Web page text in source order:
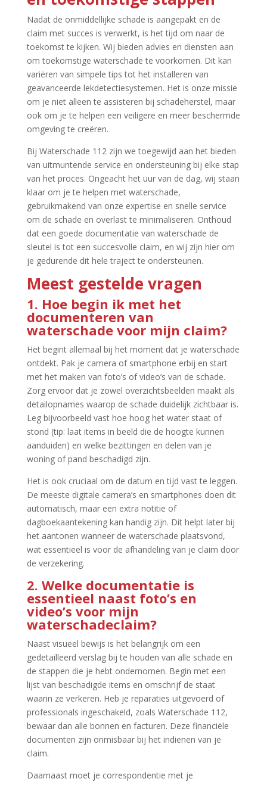
Nadat de onmiddellijke schade is aangepakt en de
claim met succes is verwerkt, is het tijd om naar de
toekomst te kijken.​ Wij bieden advies en diensten aan
om toekomstige waterschade te voorkomen.​ Dit kan
variëren van simpele tips tot het installeren van
geavanceerde lekdetectiesystemen.​ Het is onze missie
om je niet alleen te assisteren bij schadeherstel, maar
ook om je te helpen een veiligere en meer beschermde
omgeving te creëren.​
Bij Waterschade 112 zijn we toegewijd aan het bieden
van uitmuntende service en ondersteuning bij elke stap
van het proces.​ Ongeacht het uur van de dag, wij staan
klaar om je te helpen met waterschade,
gebruikmakend van onze expertise en snelle service
om de schade en overlast te minimaliseren.​ Onthoud
dat een goede documentatie van waterschade de
sleutel is tot een succesvolle claim, en wij zijn hier om
je gedurende dit hele traject te ondersteunen.​
Meest gestelde vragen
1.​ Hoe begin ik met het
documenteren van
waterschade voor mijn claim?
Het begint allemaal bij het moment dat je waterschade
ontdekt.​ Pak je camera of smartphone erbij en start
met het maken van foto’s of video’s van de schade.​
Zorg ervoor dat je zowel overzichtsbeelden maakt als
detailopnames waarop de schade duidelijk zichtbaar is.​
Leg bijvoorbeeld vast hoe hoog het water staat of
stond (tip: laat items in beeld die de hoogte kunnen
aanduiden) en welke bezittingen en delen van je
woning of pand beschadigd zijn.​
Het is ook cruciaal om de datum en tijd vast te leggen.​
De meeste digitale camera’s en smartphones doen dit
automatisch, maar een extra notitie of
dagboekaantekening kan handig zijn.​ Dit helpt later bij
het aantonen wanneer de waterschade plaatsvond,
wat essentieel is voor de afhandeling van je claim door
de verzekering.​
2.​ Welke documentatie is
essentieel naast foto’s en
video’s voor mijn
waterschadeclaim?
Naast visueel bewijs is het belangrijk om een
gedetailleerd verslag bij te houden van alle schade en
de stappen die je hebt ondernomen.​ Begin met een
lijst van beschadigde items en omschrijf de staat
waarin ze verkeren.​ Heb je reparaties uitgevoerd of
professionals ingeschakeld, zoals Waterschade 112,
bewaar dan alle bonnen en facturen.​ Deze financiële
documenten zijn onmisbaar bij het indienen van je
claim.​
Daarnaast moet je correspondentie met je